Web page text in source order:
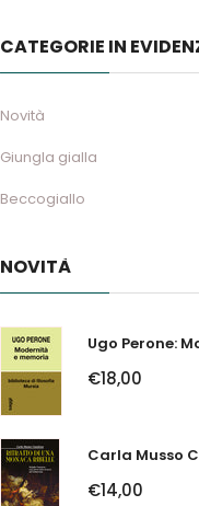
CATEGORIE IN
Novità
Giungla gialla
Beccogiallo
NOVITÀ
€18,00
€14,00